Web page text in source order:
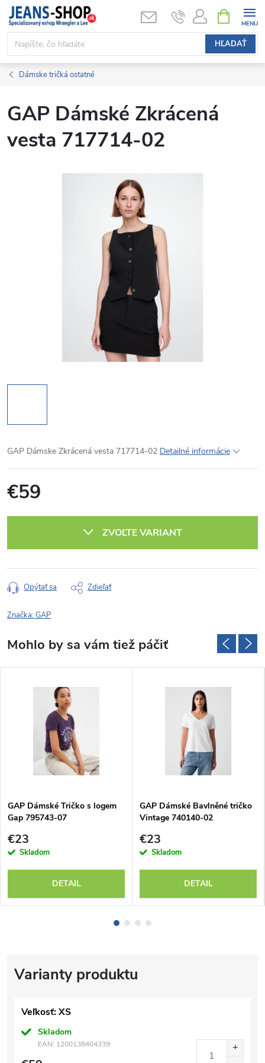
Prejsť
obsah
HĽADAŤ
KOŠÍK
Dámske tričká ostatné
GAP Dámské Zkrácená
vesta 717714-02
GAP Dámske Zkrácená vesta 717714-02 Detailné informácie
€59
ZVOĽTE VARIANT
Opýtať sa Zdieľať
Značka:GAP
Veľkosť: XS
Skladom
EAN: 1200138404339
GAP Dámské Tričko s logem
Gap 795743-07
€23
Skladom
DETAIL
GAP Dámské Bavlněné tričko
Vintage 740140-02
€23
Skladom
DETAIL